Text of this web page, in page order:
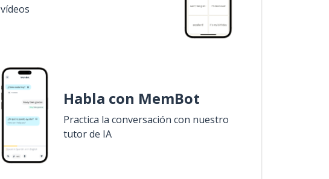
vídeos
Habla con MemBot
Practica la conversación con nuestro
tutor de IA